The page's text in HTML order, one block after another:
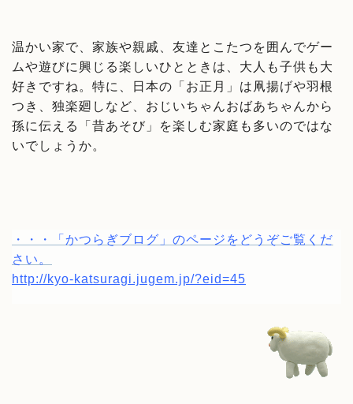
温かい家で、家族や親戚、 友達とこたつを囲んでゲー
ムや遊びに興じる楽しいひとときは、 大人も子供も大
好きですね。特に、日本の「お正月」 は凧揚げや羽根
つき、独楽廻しなど、 おじいちゃんおばあちゃんから
孫に伝える「昔あそび」
を楽しむ家庭も多いのではな
いでしょうか。
・・・「かつらぎブログ」のページをどうぞご覧くだ
さい。
http://kyo-katsuragi.jugem.jp/?eid=45